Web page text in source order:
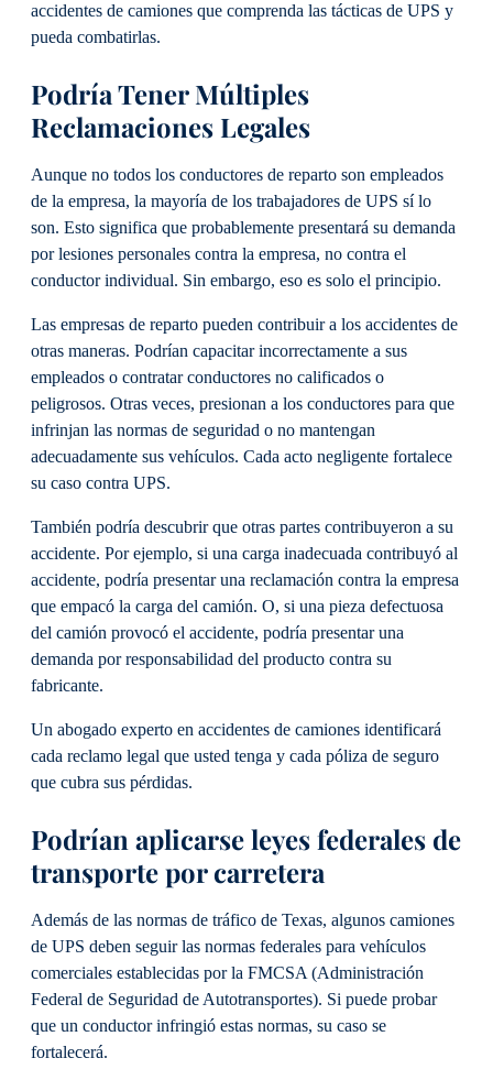
accidentes de camiones que comprenda las tácticas de UPS y
pueda combatirlas.
Podría Tener Múltiples
Reclamaciones Legales
Aunque no todos los conductores de reparto son empleados
de la empresa, la mayoría de los trabajadores de UPS sí lo
son. Esto significa que probablemente presentará su demanda
por lesiones personales contra la empresa, no contra el
conductor individual. Sin embargo, eso es solo el principio.
Las empresas de reparto pueden contribuir a los accidentes de
otras maneras. Podrían capacitar incorrectamente a sus
empleados o contratar conductores no calificados o
peligrosos. Otras veces, presionan a los conductores para que
infrinjan las normas de seguridad o no mantengan
adecuadamente sus vehículos. Cada acto negligente fortalece
su caso contra UPS.
También podría descubrir que otras partes contribuyeron a su
accidente. Por ejemplo, si una carga inadecuada contribuyó al
accidente, podría presentar una reclamación contra la empresa
que empacó la carga del camión. O, si una pieza defectuosa
del camión provocó el accidente, podría presentar una
demanda por responsabilidad del producto contra su
fabricante.
Un abogado experto en accidentes de camiones identificará
cada reclamo legal que usted tenga y cada póliza de seguro
que cubra sus pérdidas.
Podrían aplicarse leyes federales de
transporte por carretera
Además de las normas de tráfico de Texas, algunos camiones
de UPS deben seguir las normas federales para vehículos
comerciales establecidas por la FMCSA (Administración
Federal de Seguridad de Autotransportes). Si puede probar
que un conductor infringió estas normas, su caso se
fortalecerá.